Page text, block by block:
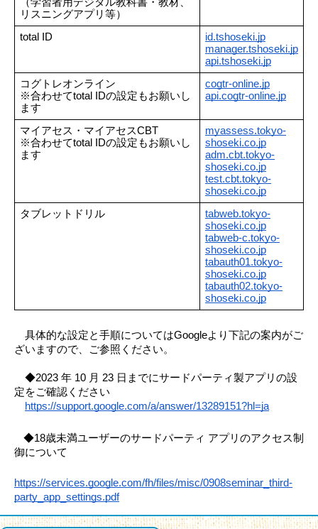
リスニングアプリ等）
total ID
id.tshoseki.jp
manager.tshoseki.jp
api.tshoseki.jp
コグトレオンライン
※合わせてtotal IDの設定もお願いし
ます
cogtr-online.jp
api.cogtr-online.jp
マイアセス・マイアセスCBT
※合わせてtotal IDの設定もお願いし
ます
myassess.tokyo-
shoseki.co.jp
adm.cbt.tokyo-
shoseki.co.jp
test.cbt.tokyo-
shoseki.co.jp
タブレットドリル
tabweb.tokyo-
shoseki.co.jp
tabweb-c.tokyo-
shoseki.co.jp
tabauth01.tokyo-
shoseki.co.jp
tabauth02.tokyo-
shoseki.co.jp
具体的な設定と手順についてはGoogleより下記の案内がご
ざいますので、ご参照ください。
◆2023 年 10 月 23 日までにサードパーティ製アプリの設
定をご確認ください
https://support.google.com/a/answer/13289151?hl=ja
◆18歳未満ユーザーのサードパーティ アプリのアクセス制
御について
https://services.google.com/fh/files/misc/0908seminar_third-
party_app_settings.pdf